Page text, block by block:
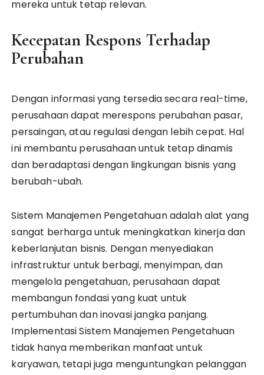
mereka untuk tetap relevan.
Kecepatan Respons Terhadap
Perubahan
Dengan informasi yang tersedia secara real-time,
perusahaan dapat merespons perubahan pasar,
persaingan, atau regulasi dengan lebih cepat. Hal
ini membantu perusahaan untuk tetap dinamis
dan beradaptasi dengan lingkungan bisnis yang
berubah-ubah.
Sistem Manajemen Pengetahuan adalah alat yang
sangat berharga untuk meningkatkan kinerja dan
keberlanjutan bisnis. Dengan menyediakan
infrastruktur untuk berbagi, menyimpan, dan
mengelola pengetahuan, perusahaan dapat
membangun fondasi yang kuat untuk
pertumbuhan dan inovasi jangka panjang.
Implementasi Sistem Manajemen Pengetahuan
tidak hanya memberikan manfaat untuk
karyawan, tetapi juga menguntungkan pelanggan